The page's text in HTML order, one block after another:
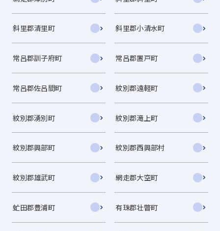
斜里郡清里町 斜里郡小清水町
常呂郡訓子府町 常呂郡置戸町
常呂郡佐呂間町 紋別郡遠軽町
紋別郡湧別町 紋別郡滝上町
紋別郡興部町 紋別郡西興部村
紋別郡雄武町 網走郡大空町
虻田郡豊浦町 有珠郡壮瞥町